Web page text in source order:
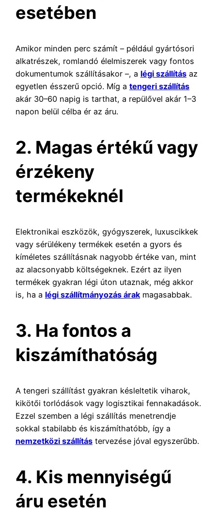
esetében
Amikor minden perc számít – például gyártósori
alkatrészek, romlandó élelmiszerek vagy fontos
dokumentumok szállításakor –, a légi szállítás az
egyetlen ésszerű opció. Míg a tengeri szállítás
akár 30–60 napig is tarthat, a repülővel akár 1–3
napon belül célba ér az áru.
2. Magas értékű vagy
érzékeny
termékeknél
Elektronikai eszközök, gyógyszerek, luxuscikkek
vagy sérülékeny termékek esetén a gyors és
kíméletes szállításnak nagyobb értéke van, mint
az alacsonyabb költségeknek. Ezért az ilyen
termékek gyakran légi úton utaznak, még akkor
is, ha a légi szállítmányozás árak magasabbak.
3. Ha fontos a
kiszámíthatóság
A tengeri szállítást gyakran késleltetik viharok,
kikötői torlódások vagy logisztikai fennakadások.
Ezzel szemben a légi szállítás menetrendje
sokkal stabilabb és kiszámíthatóbb, így a
nemzetközi szállítás tervezése jóval egyszerűbb.
4. Kis mennyiségű
áru esetén